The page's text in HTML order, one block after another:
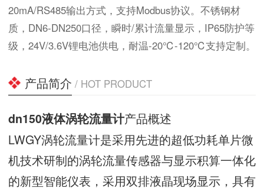
20mA/RS485输出方式，支持Modbus协议。不锈钢材
质，DN6-DN250口径，瞬时/累计流量显示，IP65防护等
级，24V/3.6V锂电池供电，耐温-20℃-120℃支持定制。
产品简介 / HOT PRODUCT
dn150液体涡轮流量计产品概述
LWGY涡轮流量计是采用先进的超低功耗单片微
机技术研制的涡轮流量传感器与显示积算一体化
的新型智能仪表，采用双排液晶现场显示，具有